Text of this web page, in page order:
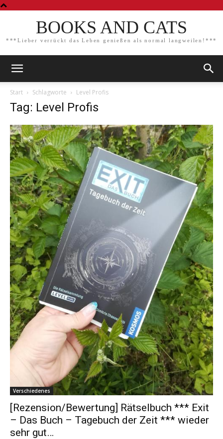
BOOKS AND CATS
***Lieber verrückt das Leben genießen als normal langweilen!***
Start Schlagworte Level Profis
Tag: Level Profis
Verschiedenes
[Rezension/Bewertung] Rätselbuch *** Exit
– Das Buch – Tagebuch der Zeit *** wieder
sehr gut…